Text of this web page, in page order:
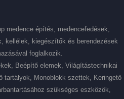
medence építés, medencefedések,
kellélek, kiegészítők és berendezések
foglalkozik.
Beépítő elemek, Világítástechnikai
tartályok, Monoblokk szettek, Keringető
szükséges eszközök,